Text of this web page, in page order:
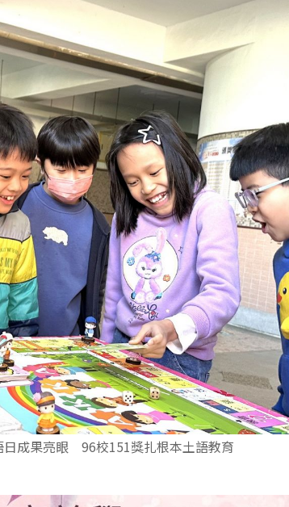
日成果亮眼 96校151獎扎根本土語教育